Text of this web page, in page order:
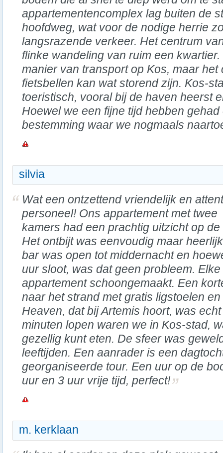
appartementencomplex lag buiten de
hoofdweg, wat voor de nodige herrie
langsrazende verkeer. Het centrum
flinke wandeling van ruim een
manier van transport op Kos, maar
fietsbellen kan wat storend zijn. Kos-
toeristisch, vooral bij de haven heerst
Hoewel we een fijne tijd hebben
bestemming waar we nogmaals
silvia
Wat een ontzettend vriendelijk en
personeel! Ons appartement met twee
kamers had een prachtig uitzicht op de
Het ontbijt was eenvoudig maar
bar was open tot middernacht en
uur sloot, was dat geen probleem.
appartement schoongemaakt. Een
naar het strand met gratis ligstoelen
Heaven, dat bij Artemis hoort, was
minuten lopen waren we in Kos-stad,
gezellig kunt eten. De sfeer was
leeftijden. Een aanrader is een
georganiseerde tour. Een uur op de
uur en 3 uur vrije tijd, perfect!
m. kerklaan